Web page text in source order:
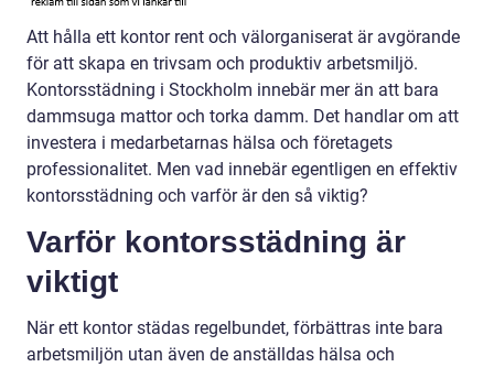
Att hålla ett kontor rent och välorganiserat är avgörande
för att skapa en trivsam och produktiv arbetsmiljö.
Kontorsstädning i Stockholm innebär mer än att bara
dammsuga mattor och torka damm. Det handlar om att
investera i medarbetarnas hälsa och företagets
professionalitet. Men vad innebär egentligen en effektiv
kontorsstädning och varför är den så viktig?
Varför kontorsstädning är
viktigt
När ett kontor städas regelbundet, förbättras inte bara
arbetsmiljön utan även de anställdas hälsa och